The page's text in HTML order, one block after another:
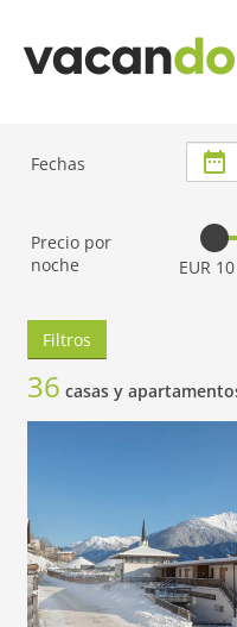
Fechas
Precio por
noche
EUR 10
Filtros
36 casas y